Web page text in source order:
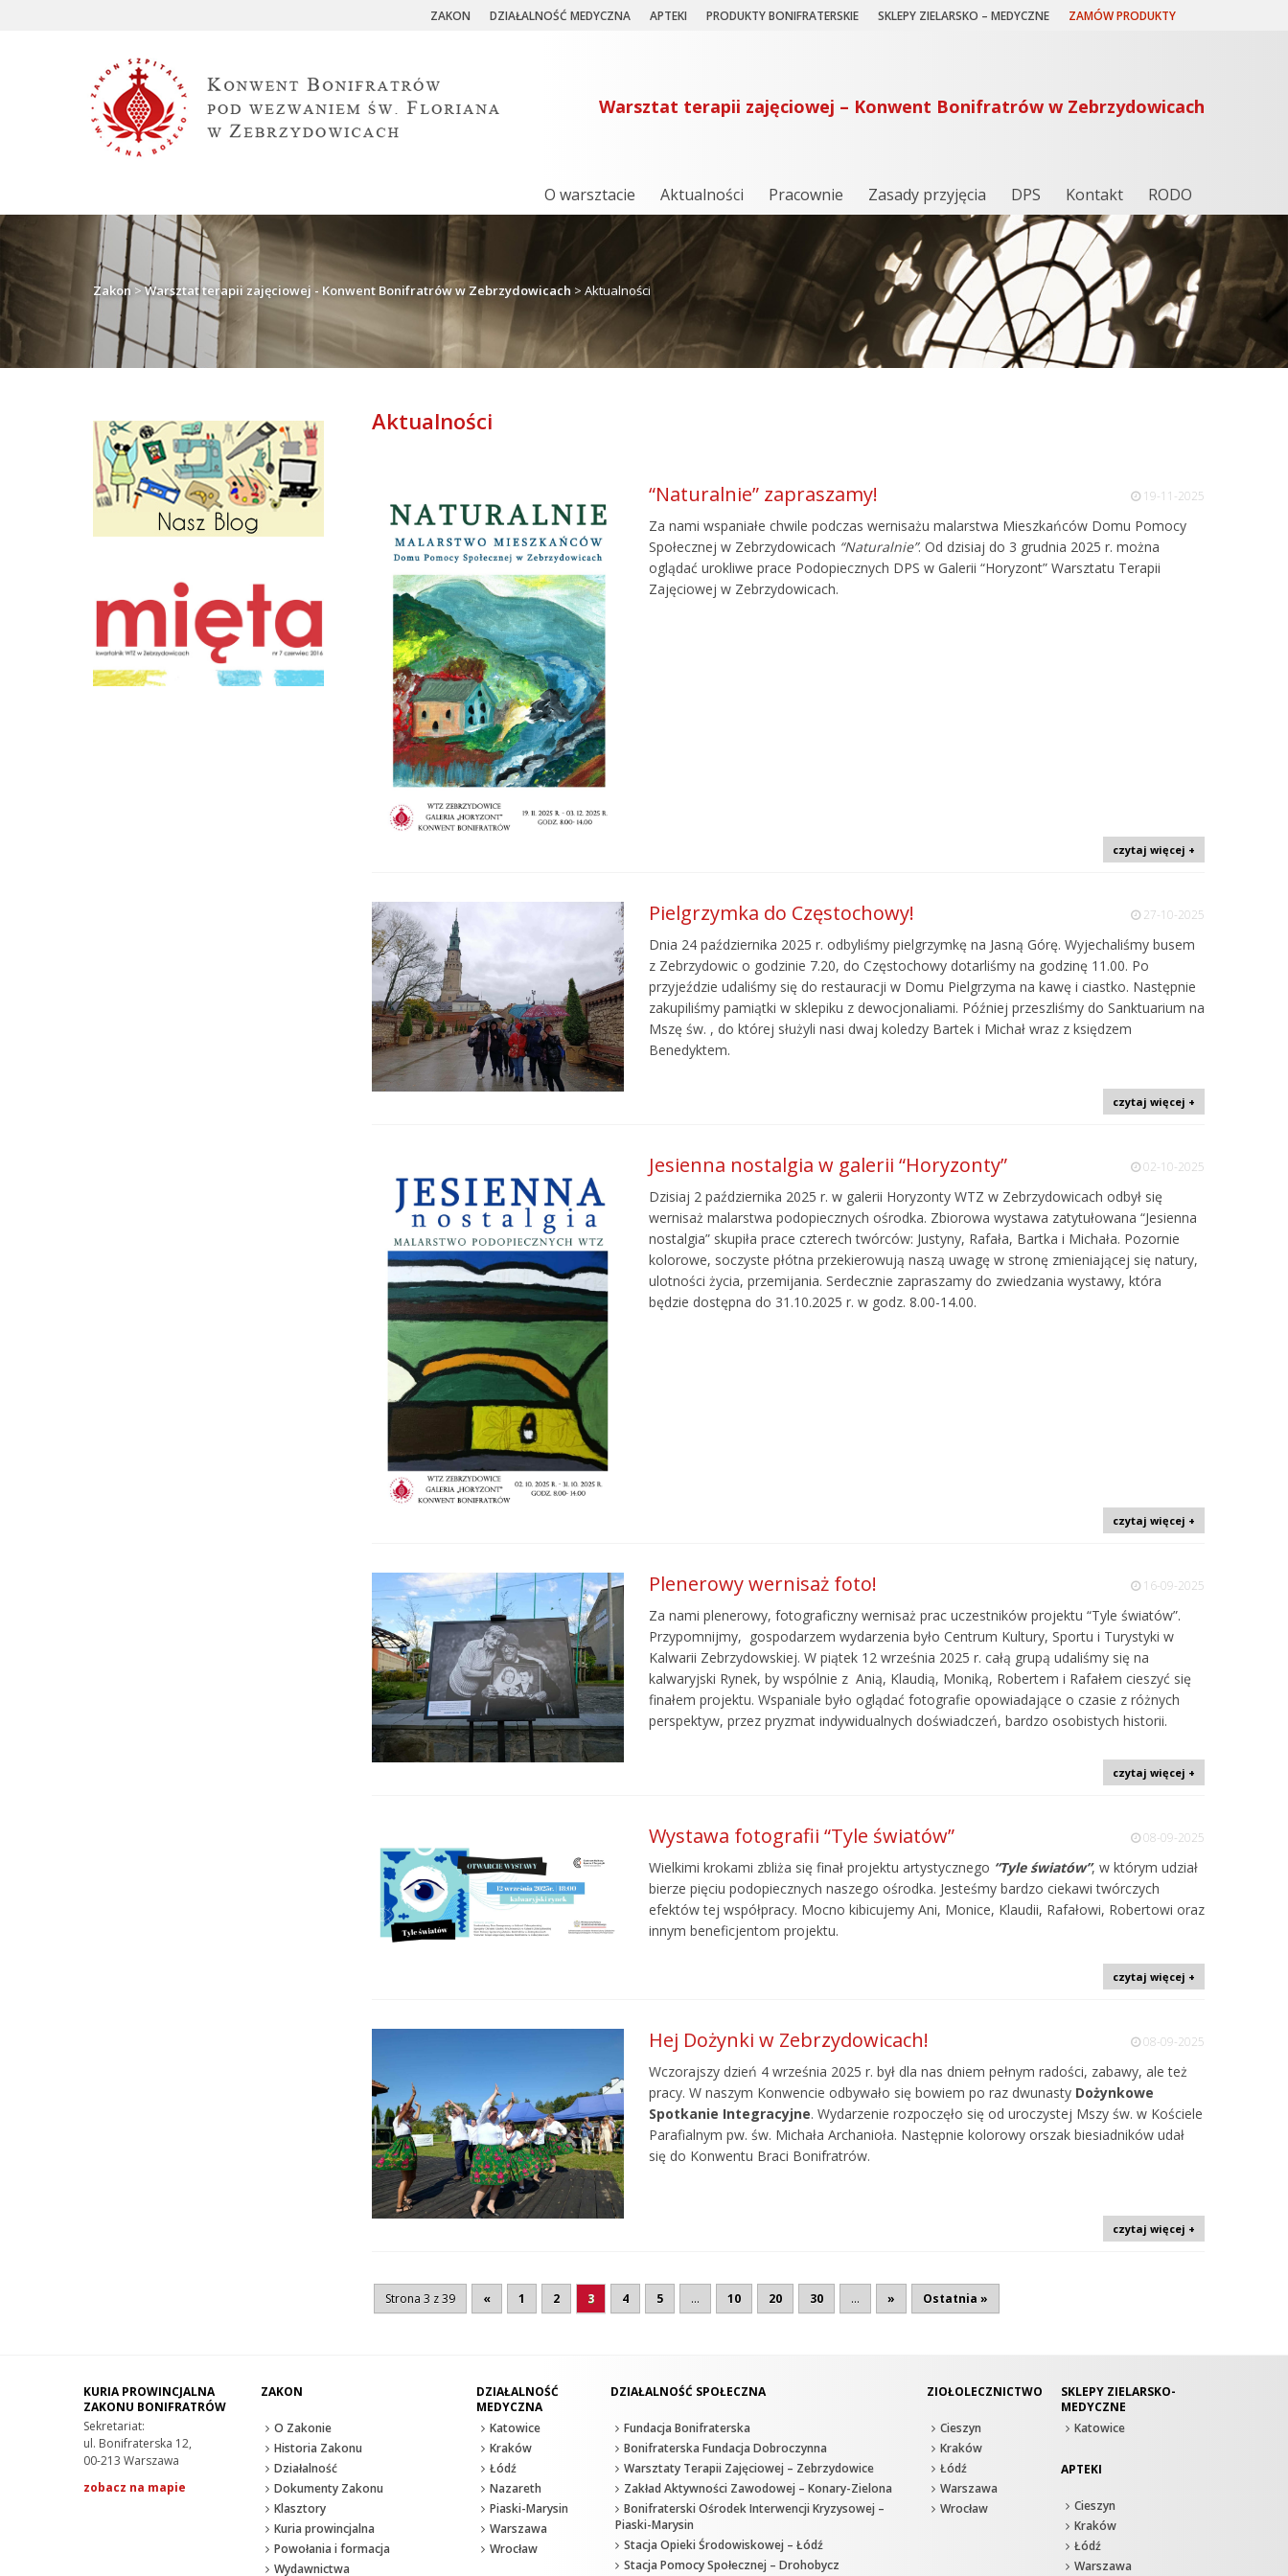
ZAKON DZIAŁALNOŚĆ MEDYCZNA APTEKI PRODUKTY BONIFRATERSKIE SKLEPY ZIELARSKO – MEDYCZNE ZAMÓW PRODUKTY
Warsztat terapii zajęciowej – Konwent Bonifratrów w Zebrzydowicach
O warsztacie Aktualności Pracownie Zasady przyjęcia DPS Kontakt RODO
Zakon>Warsztat terapii zajęciowej - Konwent Bonifratrów w Zebrzydowicach > Aktualności
Aktualności
19-11-2025
“Naturalnie” zapraszamy!
Za nami wspaniałe chwile podczas wernisażu malarstwa Mieszkańców Domu Pomocy
Społecznej w Zebrzydowicach “Naturalnie”. Od dzisiaj do 3 grudnia 2025 r. można
oglądać urokliwe prace Podopiecznych DPS w Galerii “Horyzont” Warsztatu Terapii
Zajęciowej w Zebrzydowicach.
czytaj więcej +
27-10-2025
Pielgrzymka do Częstochowy!
Dnia 24 października 2025 r. odbyliśmy pielgrzymkę na Jasną Górę. Wyjechaliśmy busem
z Zebrzydowic o godzinie 7.20, do Częstochowy dotarliśmy na godzinę 11.00. Po
przyjeździe udaliśmy się do restauracji w Domu Pielgrzyma na kawę i ciastko. Następnie
zakupiliśmy pamiątki w sklepiku z dewocjonaliami. Później przeszliśmy do Sanktuarium na
Mszę św. , do której służyli nasi dwaj koledzy Bartek i Michał wraz z księdzem
Benedyktem.
czytaj więcej +
02-10-2025
Jesienna nostalgia w galerii “Horyzonty”
Dzisiaj 2 października 2025 r. w galerii Horyzonty WTZ w Zebrzydowicach odbył się
wernisaż malarstwa podopiecznych ośrodka. Zbiorowa wystawa zatytułowana “Jesienna
nostalgia” skupiła prace czterech twórców: Justyny, Rafała, Bartka i Michała. Pozornie
kolorowe, soczyste płótna przekierowują naszą uwagę w stronę zmieniającej się natury,
ulotności życia, przemijania. Serdecznie zapraszamy do zwiedzania wystawy, która
będzie dostępna do 31.10.2025 r. w godz. 8.00-14.00.
czytaj więcej +
16-09-2025
Plenerowy wernisaż foto!
Za nami plenerowy, fotograficzny wernisaż prac uczestników projektu “Tyle światów”.
Przypomnijmy, gospodarzem wydarzenia było Centrum Kultury, Sportu i Turystyki w
Kalwarii Zebrzydowskiej. W piątek 12 września 2025 r. całą grupą udaliśmy się na
kalwaryjski Rynek, by wspólnie z Anią, Klaudią, Moniką, Robertem i Rafałem cieszyć się
finałem projektu. Wspaniale było oglądać fotografie opowiadające o czasie z różnych
perspektyw, przez pryzmat indywidualnych doświadczeń, bardzo osobistych historii.
czytaj więcej +
08-09-2025
Wystawa fotografii “Tyle światów”
Wielkimi krokami zbliża się finał projektu artystycznego “Tyle światów”, w którym udział
bierze pięciu podopiecznych naszego ośrodka. Jesteśmy bardzo ciekawi twórczych
efektów tej współpracy. Mocno kibicujemy Ani, Monice, Klaudii, Rafałowi, Robertowi oraz
innym beneficjentom projektu.
czytaj więcej +
08-09-2025
Hej Dożynki w Zebrzydowicach!
Wczorajszy dzień 4 września 2025 r. był dla nas dniem pełnym radości, zabawy, ale też
pracy. W naszym Konwencie odbywało się bowiem po raz dwunasty Dożynkowe
Spotkanie Integracyjne. Wydarzenie rozpoczęło się od uroczystej Mszy św. w Kościele
Parafialnym pw. św. Michała Archanioła. Następnie kolorowy orszak biesiadników udał
się do Konwentu Braci Bonifratrów.
czytaj więcej +
Strona 3 z 39 « 1 2 3 4 5 ... 10 20 30 ... » Ostatnia »
KURIA PROWINCJALNA
ZAKONU BONIFRATRÓW
Sekretariat:
ul. Bonifraterska 12,
00-213 Warszawa
zobacz na mapie
ZAKON
O Zakonie
Historia Zakonu
Działalność
Dokumenty Zakonu
Klasztory
Kuria prowincjalna
Powołania i formacja
Wydawnictwa
DZIAŁALNOŚĆ
MEDYCZNA
Katowice
Kraków
Łódź
Nazareth
Piaski-Marysin
Warszawa
Wrocław
DZIAŁALNOŚĆ SPOŁECZNA
Fundacja Bonifraterska
Bonifraterska Fundacja Dobroczynna
Warsztaty Terapii Zajęciowej – Zebrzydowice
Zakład Aktywności Zawodowej – Konary-Zielona
Bonifraterski Ośrodek Interwencji Kryzysowej –
Piaski-Marysin
Stacja Opieki Środowiskowej – Łódź
Stacja Pomocy Społecznej – Drohobycz
ZIOŁOLECZNICTWO
Cieszyn
Kraków
Łódź
Warszawa
Wrocław
SKLEPY ZIELARSKO-
MEDYCZNE
Katowice
APTEKI
Cieszyn
Kraków
Łódź
Warszawa